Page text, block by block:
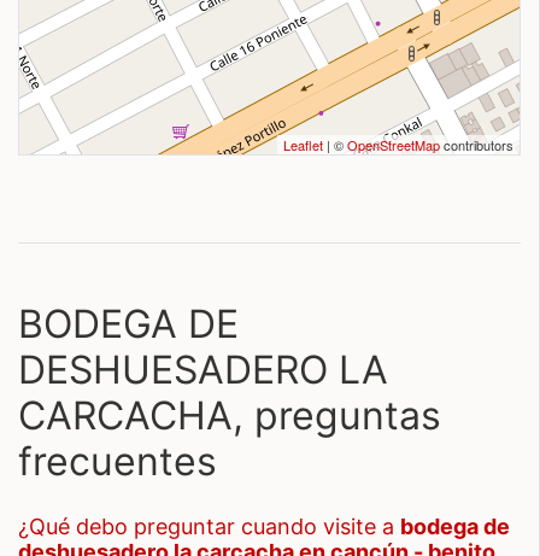
Leaflet | ©OpenStreetMapcontributors
BODEGA DE
DESHUESADERO LA
CARCACHA, preguntas
frecuentes
¿qué debo preguntar cuando visite a bodega de